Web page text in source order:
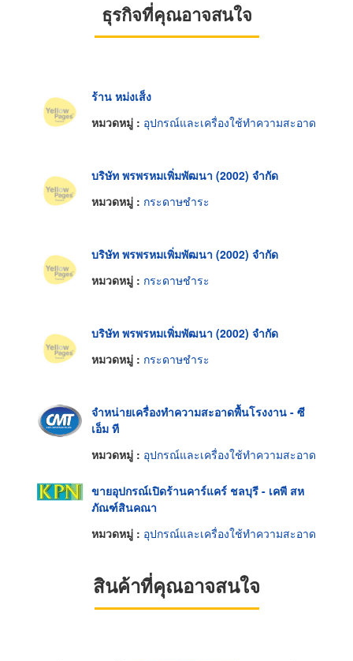
ธุรกิจที่คุณอาจสนใจ
ร้าน หม่งเส็ง
หมวดหมู่ : อุปกรณ์และเครื่องใช้ทำความสะอาด
บริษัท พรพรหมเพิ่มพัฒนา (2002) จำกัด
หมวดหมู่ : กระดาษชำระ
บริษัท พรพรหมเพิ่มพัฒนา (2002) จำกัด
หมวดหมู่ : กระดาษชำระ
บริษัท พรพรหมเพิ่มพัฒนา (2002) จำกัด
หมวดหมู่ : กระดาษชำระ
จำหน่ายเครื่องทำความสะอาดพื้นโรงงาน - ซี
เอ็ม ที
หมวดหมู่ : อุปกรณ์และเครื่องใช้ทำความสะอาด
ขายอุปกรณ์เปิดร้านคาร์แคร์ ชลบุรี - เคพี สห
ภัณฑ์สินคณา
หมวดหมู่ : อุปกรณ์และเครื่องใช้ทำความสะอาด
สินค้าที่คุณอาจสนใจ